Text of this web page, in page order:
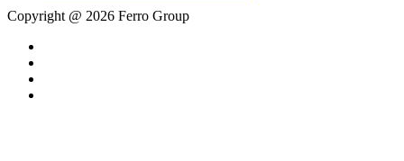
Copyright @ 2026 Ferro Group